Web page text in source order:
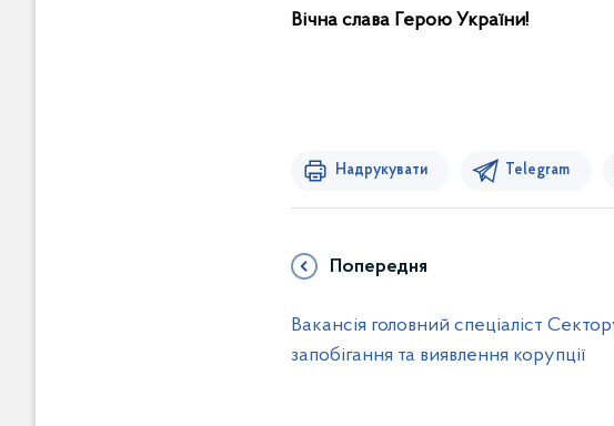
Вічна слава Герою України!
Надрукувати Telegram
Попередня
Вакансія головний спеціаліст
запобігання та виявлення корупції